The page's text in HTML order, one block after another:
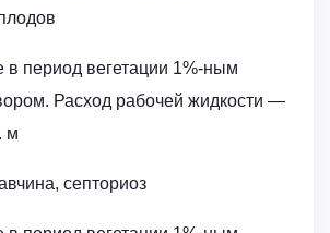
период вегетации 1%-ным
Расход рабочей жидкости ―
м
септориоз